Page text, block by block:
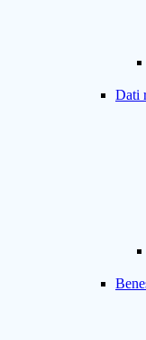
Dati